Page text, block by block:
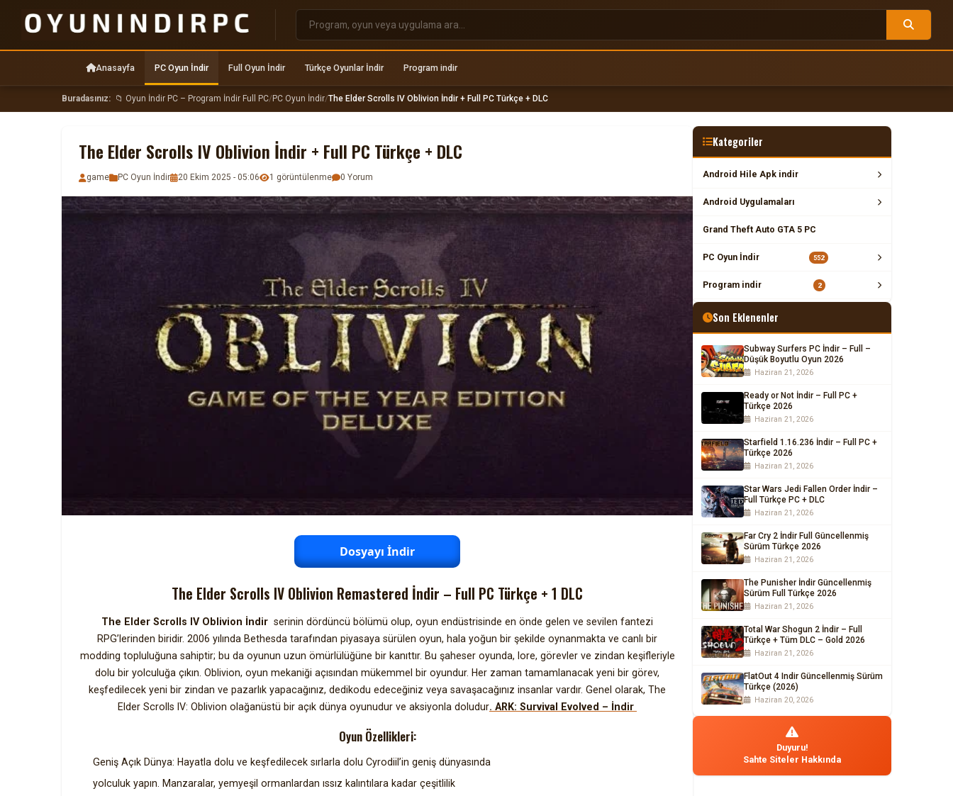
Anasayfa PC Oyun İndir Full Oyun İndir Türkçe Oyunlar İndir Program indir
Buradasınız: 📁 Oyun İndir PC – Program İndir Full PC/PC Oyun İndir/The Elder Scrolls IV Oblivion İndir + Full PC Türkçe + DLC
The Elder Scrolls IV Oblivion İndir + Full PC Türkçe + DLC
game PC Oyun İndir 20 Ekim 2025 - 05:06 1 görüntülenme 0 Yorum
Dosyayı İndir
The Elder Scrolls IV Oblivion Remastered İndir – Full PC Türkçe + 1 DLC
The Elder Scrolls IV Oblivion İndir serinin dördüncü bölümü olup, oyun endüstrisinde en önde gelen ve sevilen fantezi
RPG’lerinden biridir. 2006 yılında Bethesda tarafından piyasaya sürülen oyun, hala yoğun bir şekilde oynanmakta ve canlı bir
modding topluluğuna sahiptir; bu da oyunun uzun ömürlülüğüne bir kanıttır. Bu şaheser oyunda, lore, görevler ve zindan keşifleriyle
dolu bir yolculuğa çıkın. Oblivion, oyun mekaniği açısından mükemmel bir oyundur. Her zaman tamamlanacak yeni bir görev,
keşfedilecek yeni bir zindan ve pazarlık yapacağınız, dedikodu edeceğiniz veya savaşacağınız insanlar vardır. Genel olarak, The
Elder Scrolls IV: Oblivion olağanüstü bir açık dünya oyunudur ve aksiyonla doludur. ARK: Survival Evolved – İndir
Oyun Özellikleri:
Geniş Açık Dünya: Hayatla dolu ve keşfedilecek sırlarla dolu Cyrodiil’in geniş dünyasında
yolculuk yapın. Manzaralar, yemyeşil ormanlardan ıssız kalıntılara kadar çeşitlilik
Kategoriler
Android Hile Apk indir
Android Uygulamaları
Grand Theft Auto GTA 5 PC
PC Oyun İndir 552
Program indir 2
Son Eklenenler
Subway Surfers PC İndir – Full –
Düşük Boyutlu Oyun 2026
Haziran 21, 2026
Ready or Not İndir – Full PC +
Türkçe 2026
Haziran 21, 2026
Starfield 1.16.236 İndir – Full PC +
Türkçe 2026
Haziran 21, 2026
Star Wars Jedi Fallen Order İndir –
Full Türkçe PC + DLC
Haziran 21, 2026
Far Cry 2 İndir Full Güncellenmiş
Sürüm Türkçe 2026
Haziran 21, 2026
The Punisher İndir Güncellenmiş
Sürüm Full Türkçe 2026
Haziran 21, 2026
Total War Shogun 2 İndir – Full
Türkçe + Tüm DLC – Gold 2026
Haziran 21, 2026
FlatOut 4 Indir Güncellenmiş Sürüm
Türkçe (2026)
Haziran 20, 2026
Duyuru!
Sahte Siteler Hakkında